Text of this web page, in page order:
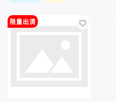
限量出清